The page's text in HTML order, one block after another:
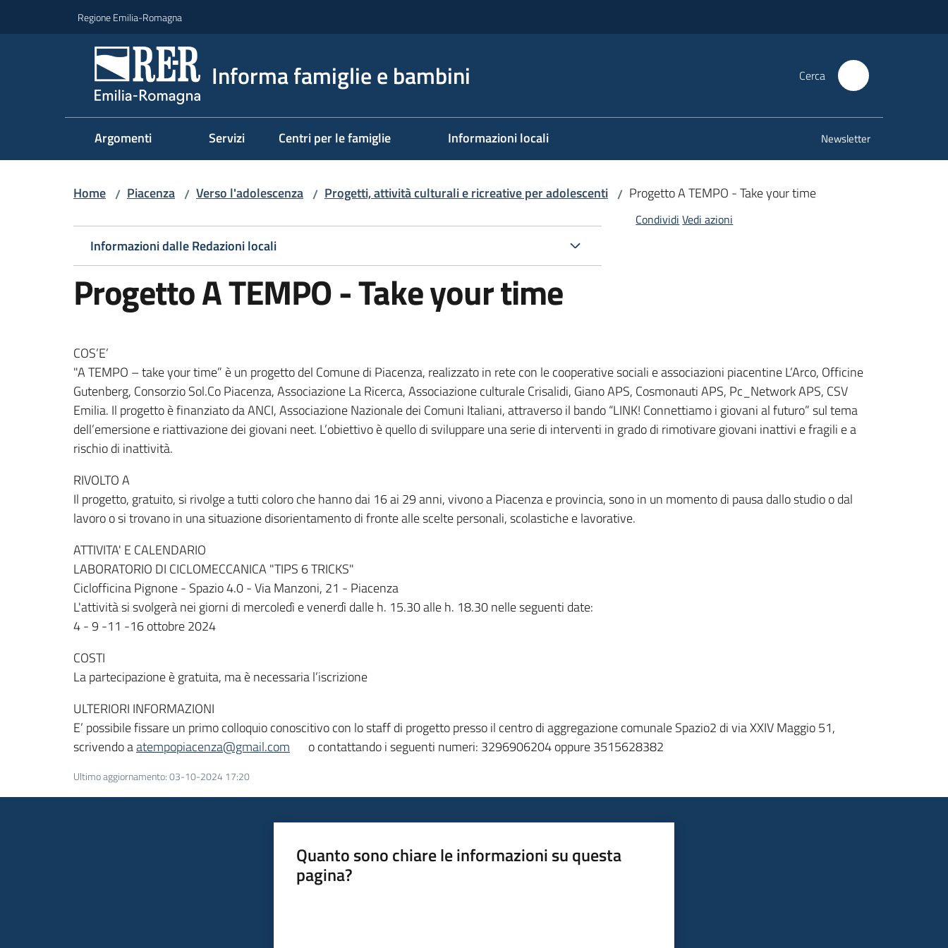
Regione Emilia-Romagna
Informa famiglie e bambini Cerca
Argomenti Servizi Centri per le famiglie Informazioni locali Newsletter
Home / Piacenza / Verso l'adolescenza / Progetti, attività culturali e ricreative per adolescenti / Progetto A TEMPO - Take your time
Informazioni dalle Redazioni locali
Progetto A TEMPO - Take your time
Condividi Vedi azioni
COS’E’
"A TEMPO – take your time” è un progetto del Comune di Piacenza, realizzato in rete con le cooperative sociali e associazioni piacentine L’Arco, Officine
Gutenberg, Consorzio Sol.Co Piacenza, Associazione La Ricerca, Associazione culturale Crisalidi, Giano APS, Cosmonauti APS, Pc_Network APS, CSV
Emilia. Il progetto è finanziato da ANCI, Associazione Nazionale dei Comuni Italiani, attraverso il bando “LINK! Connettiamo i giovani al futuro” sul tema
dell’emersione e riattivazione dei giovani neet. L’obiettivo è quello di sviluppare una serie di interventi in grado di rimotivare giovani inattivi e fragili e a
rischio di inattività.
RIVOLTO A
Il progetto, gratuito, si rivolge a tutti coloro che hanno dai 16 ai 29 anni, vivono a Piacenza e provincia, sono in un momento di pausa dallo studio o dal
lavoro o si trovano in una situazione disorientamento di fronte alle scelte personali, scolastiche e lavorative.
ATTIVITA' E CALENDARIO
LABORATORIO DI CICLOMECCANICA "TIPS 6 TRICKS"
Ciclofficina Pignone - Spazio 4.0 - Via Manzoni, 21 - Piacenza
L'attività si svolgerà nei giorni di mercoledì e venerdì dalle h. 15.30 alle h. 18.30 nelle seguenti date:
4 - 9 -11 -16 ottobre 2024
COSTI
La partecipazione è gratuita, ma è necessaria l’iscrizione
ULTERIORI INFORMAZIONI
E’ possibile fissare un primo colloquio conoscitivo con lo staff di progetto presso il centro di aggregazione comunale Spazio2 di via XXIV Maggio 51,
scrivendo aatempopiacenza@gmail.com o contattando i seguenti numeri: 3296906204 oppure 3515628382
Ultimo aggiornamento:03-10-2024 17:20
Quanto sono chiare le informazioni su questa
pagina?